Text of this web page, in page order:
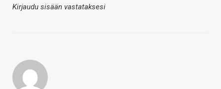
Kirjaudu sisään vastataksesi